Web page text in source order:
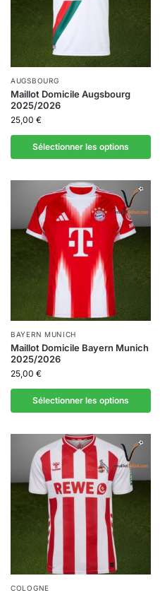
AUGSBOURG
Maillot Domicile Augsbourg
2025/2026
25,00 €
Sélectionner les options
BAYERN MUNICH
Maillot Domicile Bayern Munich
2025/2026
25,00 €
Sélectionner les options
COLOGNE